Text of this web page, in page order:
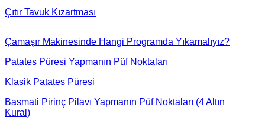
Çıtır Tavuk Kızartması
Çamaşır Makinesinde Hangi Programda Yıkamalıyız?
Patates Püresi Yapmanın Püf Noktaları
Klasik Patates Püresi
Basmati Pirinç Pilavı Yapmanın Püf Noktaları (4 Altın
Kural)